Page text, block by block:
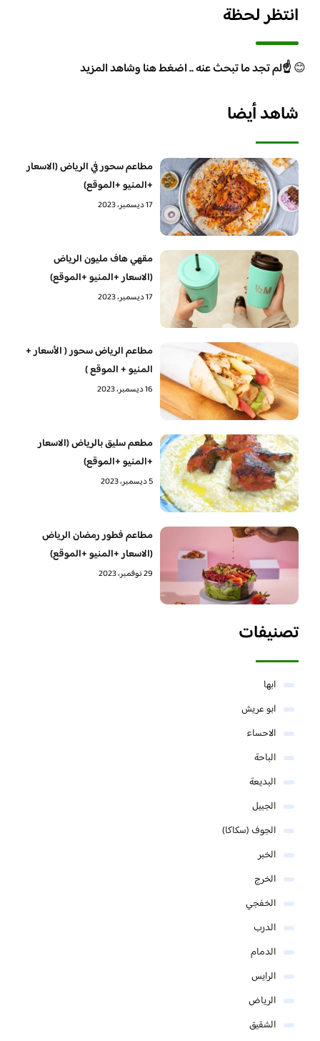
انتظر لحظة
😊☝️لم تجد ما تبحث عنه .. اضغط هنا وشاهد المزيد
شاهد أيضا
مطاعم سحور في الرياض (الاسعار
+المنيو +الموقع)
17 ديسمبر، 2023
مقهي هاف مليون الرياض
(الاسعار +المنيو +الموقع)
17 ديسمبر، 2023
مطاعم الرياض سحور ( الأسعار +
المنيو + الموقع )
16 ديسمبر، 2023
مطعم سليق بالرياض (الاسعار
+المنيو +الموقع)
5 ديسمبر، 2023
مطاعم فطور رمضان الرياض
(الاسعار +المنيو +الموقع)
29 نوفمبر، 2023
تصنيفات
ابها
ابو عريش
الاحساء
الباحة
البديعة
الجبيل
الجوف (سكاكا)
الخبر
الخرج
الخفجي
الدرب
الدمام
الرايس
الرياض
الشقيق